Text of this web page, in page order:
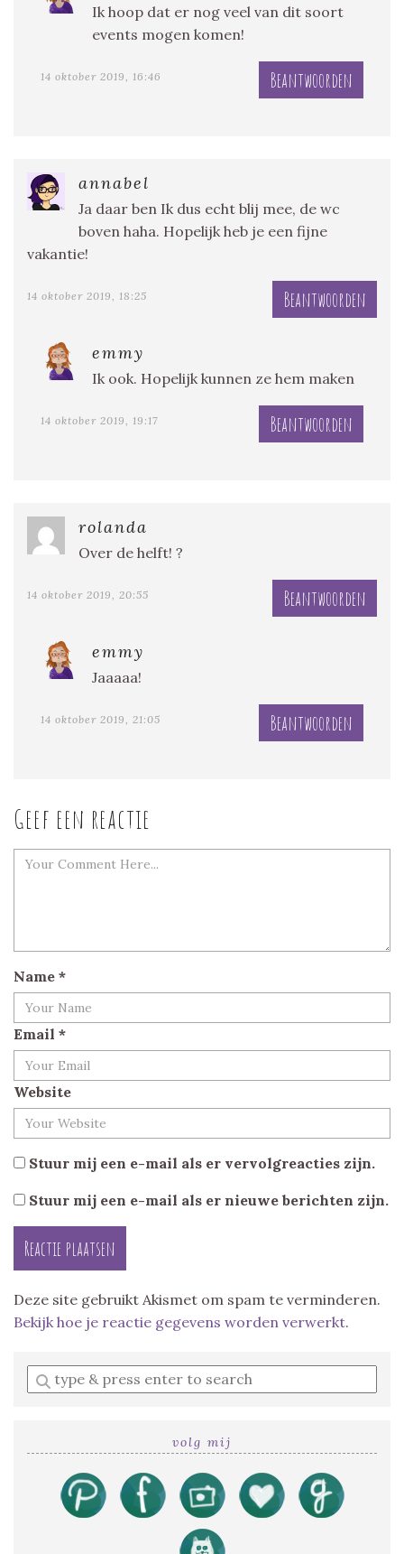
Ik hoop dat er nog veel van dit soort
events mogen komen!
14 oktober 2019, 16:46 Beantwoorden
annabel
Ja daar ben Ik dus echt blij mee, de wc
boven haha. Hopelijk heb je een fijne
vakantie!
14 oktober 2019, 18:25 Beantwoorden
emmy
Ik ook. Hopelijk kunnen ze hem maken
14 oktober 2019, 19:17 Beantwoorden
rolanda
Over de helft! ?
14 oktober 2019, 20:55 Beantwoorden
emmy
Jaaaaa!
14 oktober 2019, 21:05 Beantwoorden
Geef een reactie
Name *
Email *
Website
Stuur mij een e-mail als er vervolgreacties zijn.
Stuur mij een e-mail als er nieuwe berichten zijn.
Deze site gebruikt Akismet om spam te verminderen.
Bekijk hoe je reactie gegevens worden verwerkt.
Enter
a
volg mij